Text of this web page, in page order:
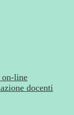
on-line
docenti